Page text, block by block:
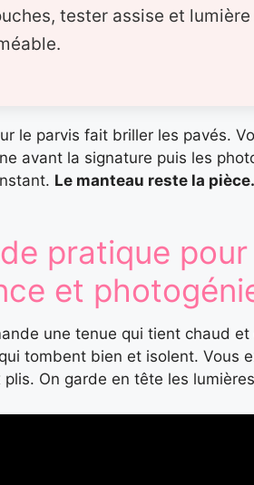
tester assise et
le parvis fait briller les pavés.
avant la signature puis les
Le manteau reste la pièce.
pratique
et
une tenue qui tient chaud
tombent bien et isolent. Vous
On garde en tête les